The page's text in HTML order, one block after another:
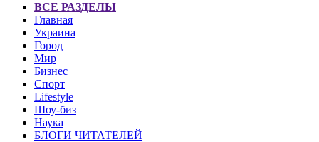
ВСЕ РАЗДЕЛЫ
Главная
Украина
Город
Мир
Бизнес
Спорт
Lifestyle
Шоу-биз
Наука
БЛОГИ ЧИТАТЕЛЕЙ